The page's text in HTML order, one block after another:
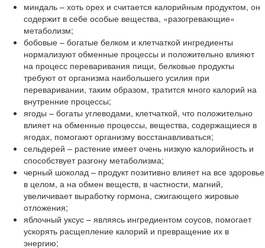
миндаль – хоть орех и считается калорийным продуктом, он
содержит в себе особые вещества, «разогревающие»
метаболизм;
бобовые – богатые белком и клетчаткой ингредиенты
нормализуют обменные процессы и положительно влияют
на процесс переваривания пищи, белковые продукты
требуют от организма наибольшего усилия при
переваривании, таким образом, тратится много калорий на
внутренние процессы;
ягоды – богаты углеводами, клетчаткой, что положительно
влияет на обменные процессы, вещества, содержащиеся в
ягодах, помогают организму восстанавливаться;
сельдерей – растение имеет очень низкую калорийность и
способствует разгону метаболизма;
черный шоколад – продукт позитивно влияет на все здоровье
в целом, а на обмен веществ, в частности, магний,
увеличивает выработку гормона, сжигающего жировые
отложения;
яблочный уксус – являясь ингредиентом соусов, помогает
ускорять расщепление калорий и превращение их в
энергию;